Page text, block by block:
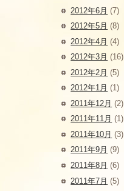
2012年6月 (7)
2012年5月 (8)
2012年4月 (4)
2012年3月 (16)
2012年2月 (5)
2012年1月 (1)
2011年12月 (2)
2011年11月 (1)
2011年10月 (3)
2011年9月 (9)
2011年8月 (6)
2011年7月 (5)